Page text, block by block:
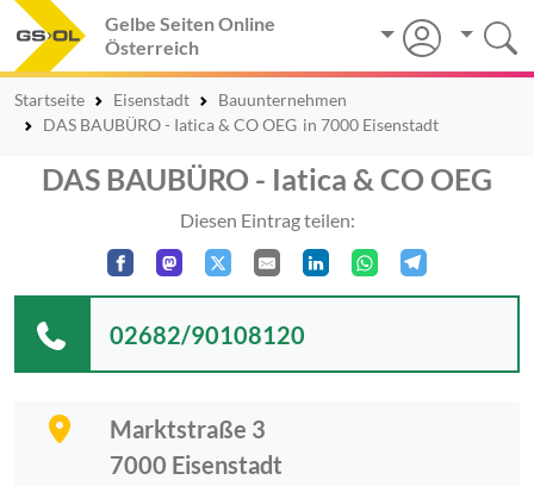
Gelbe Seiten Online
Österreich
Startseite Eisenstadt
Bauunternehmen
DAS BAUBÜRO - Iatica & CO OEG in 7000 Eisenstadt
DAS BAUBÜRO - Iatica & CO OEG
Diesen Eintrag teilen:
Marktstraße 3
7000 Eisenstadt
02682/90108120